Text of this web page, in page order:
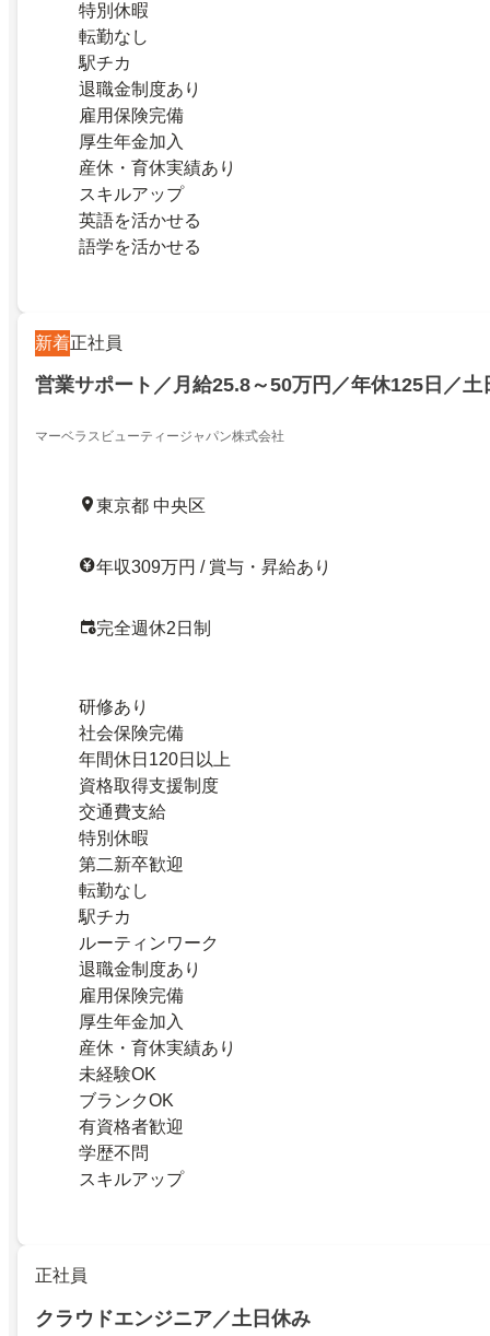
特別休暇
転勤なし
駅チカ
退職金制度あり
雇用保険完備
厚生年金加入
産休・育休実績あり
スキルアップ
英語を活かせる
語学を活かせる
新着正社員
営業サポート／月給25.8～50万円／年休125日／土
マーベラスビューティージャパン株式会社
東京都 中央区
年収309万円 / 賞与・昇給あり
完全週休2日制
研修あり
社会保険完備
年間休日120日以上
資格取得支援制度
交通費支給
特別休暇
第二新卒歓迎
転勤なし
駅チカ
ルーティンワーク
退職金制度あり
雇用保険完備
厚生年金加入
産休・育休実績あり
未経験OK
ブランクOK
有資格者歓迎
学歴不問
スキルアップ
正社員
クラウドエンジニア／土日休み